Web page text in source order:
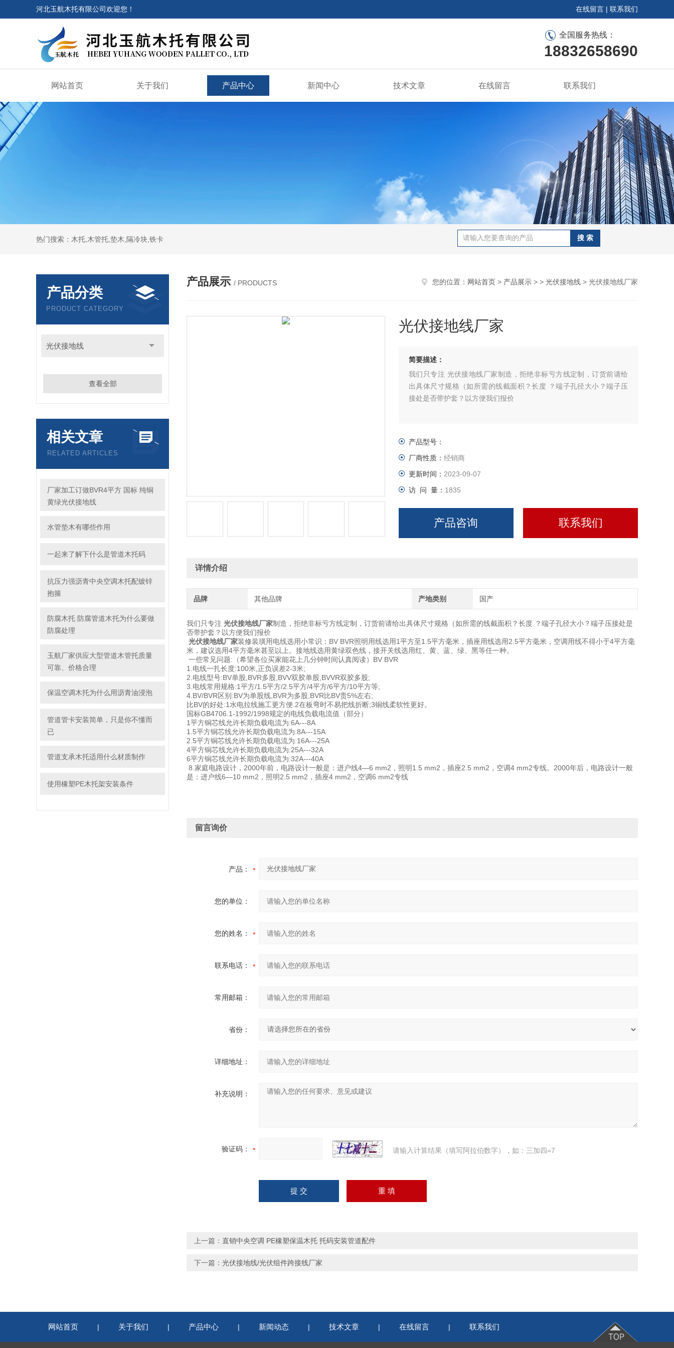
河北玉航木托有限公司欢迎您！ 在线留言 | 联系我们
全国服务热线：
18832658690
网站首页 关于我们 产品中心 新闻中心 技术文章 在线留言 联系我们
热门搜索：木托,木管托,垫木,隔冷块,铁卡
产品分类
PRODUCT CATEGORY
光伏接地线
查看全部
相关文章
RELATED ARTICLES
厂家加工订做BVR4平方 国标 纯铜
黄绿光伏接地线
水管垫木有哪些作用
一起来了解下什么是管道木托码
抗压力强沥青中央空调木托配镀锌
抱箍
防腐木托 防腐管道木托为什么要做
防腐处理
玉航厂家供应大型管道木管托质量
可靠、价格合理
保温空调木托为什么用沥青油浸泡
管道管卡安装简单，只是你不懂而
已
管道支承木托适用什么材质制作
使用橡塑PE木托架安装条件
产品展示 / PRODUCTS 您的位置： 网站首页 > 产品展示 > > 光伏接地线 > 光伏接地线厂家
光伏接地线厂家
简要描述：
我们只专注 光伏接地线厂家制造，拒绝非标亏方线定制，订货前请给
出具体尺寸规格（如所需的线截面积？长度 ？端子孔径大小？端子压
接处是否带护套？以方便我们报价
产品型号：
厂商性质： 经销商
更新时间： 2023-09-07
访 问 量： 1835
产品咨询 联系我们
详情介绍
品牌 其他品牌 产地类别 国产
我们只专注 光伏接地线厂家制造，拒绝非标亏方线定制，订货前请给出具体尺寸规格（如所需的线截面积？长度 ？端子孔径大小？端子压接处是
否带护套？以方便我们报价
光伏接地线厂家装修装璜用电线选用小常识：BV BVR照明用线选用1平方至1.5平方毫米，插座用线选用2.5平方毫米，空调用线不得小于4平方毫
米，建议选用4平方毫米甚至以上。接地线选用黄绿双色线，接开关线选用红、黄、蓝、绿、黑等任一种。
一些常见问题:（希望各位买家能花上几分钟时间认真阅读）BV BVR
1.电线一扎长度:100米,正负误差2-3米;
2.电线型号:BV单股,BVR多股,BVV双胶单股,BVVR双胶多股;
3.电线常用规格:1平方/1.5平方/2.5平方/4平方/6平方/10平方等;
4.BV/BVR区别:BV为单股线,BVR为多股,BVR比BV贵5%左右;
比BV的好处:1水电拉线施工更方便.2在板弯时不易把线折断;3铜线柔软性更好。
国标GB4706.1-1992/1998规定的电线负载电流值（部分）
1平方铜芯线允许长期负载电流为:6A---8A
1.5平方铜芯线允许长期负载电流为:8A---15A
2.5平方铜芯线允许长期负载电流为:16A---25A
4平方铜芯线允许长期负载电流为:25A---32A
6平方铜芯线允许长期负载电流为:32A---40A
8.家庭电路设计，2000年前，电路设计一般是：进户线4—6 mm2，照明1.5 mm2，插座2.5 mm2，空调4 mm2专线。2000年后，电路设计一般
是：进户线6—10 mm2，照明2.5 mm2，插座4 mm2，空调6 mm2专线
留言询价
产品：
您的单位：
您的姓名：
联系电话：
常用邮箱：
省份：
详细地址：
补充说明：
验证码： 请输入计算结果（填写阿拉伯数字），如：三加四=7
上一篇： 直销中央空调 PE橡塑保温木托 托码安装管道配件
下一篇： 光伏接地线/光伏组件跨接线厂家
网站首页 | 关于我们 | 产品中心 | 新闻动态 | 技术文章 | 在线留言 | 联系我们